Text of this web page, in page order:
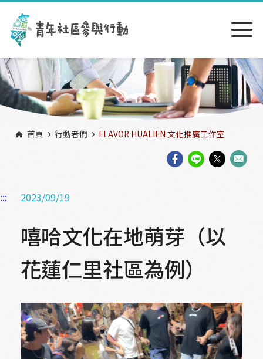
跳到主要內容區塊
首頁 行動者們 FLAVOR HUALIEN 文化推廣工作室
::: 2023/09/19
嘻哈文化在地萌芽（以
花蓮仁里社區為例）